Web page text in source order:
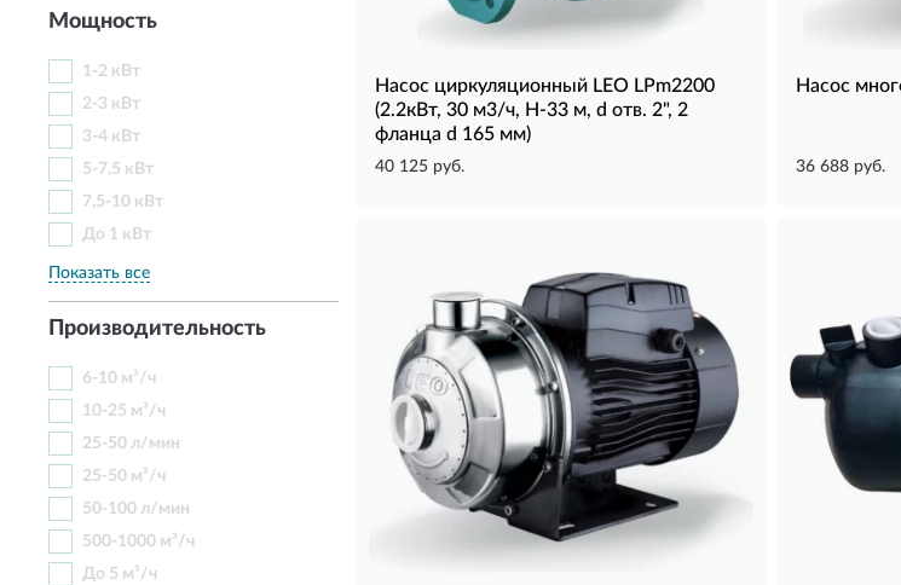
Мощность
1-2 кВт
2-3 кВт
3-4 кВт
5-7,5 кВт
7,5-10 кВт
До 1 кВт
Показать все
Производительность
6-10 м³/ч
10-25 м³/ч
25-50 л/мин
25-50 м³/ч
50-100 л/мин
500-1000 м³/ч
До 5 м³/ч
Насос циркуляционный LEO LPm2200
(2.2кВт, 30 м3/ч, Н-33 м, d отв. 2", 2
фланца d 165 мм)
40 125 руб.
Насос
36 688 руб.